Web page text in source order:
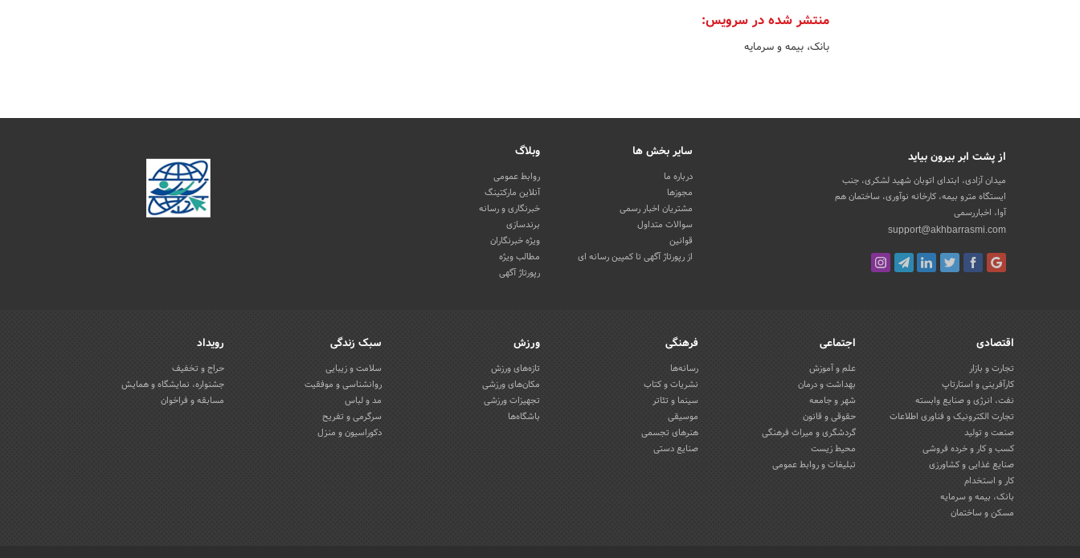
منتشر شده در سرویس:
بانک، بیمه و سرمایه
از پشت ابر بیرون بیاید
میدان آزادی، ابتدای اتوبان شهید لشکری، جنب
ایستگاه مترو بیمه، کارخانه نوآوری، ساختمان هم
آوا، اخباررسمی
support@akhbarrasmi.com
سایر بخش ها
درباره ما
مجوزها
مشتریان اخبار رسمی
سوالات متداول
قوانین
از رپورتاژ آگهی تا کمپین رسانه ای
وبلاگ
روابط عمومی
آنلاین مارکتینگ
خبرنگاری و رسانه
برندسازی
ویژه خبرنگاران
مطالب ویژه
رپورتاژ آگهی
اقتصادی
تجارت و بازار
کارآفرینی و استارتاپ
نفت، انرژی و صنایع وابسته
تجارت الکترونیک و فناوری اطلاعات
صنعت و تولید
کسب و کار و خرده فروشی
صنایع غذایی و کشاورزی
کار و استخدام
بانک، بیمه و سرمایه
مسکن و ساختمان
اجتماعی
علم و آموزش
بهداشت و درمان
شهر و جامعه
حقوقی و قانون
گردشگری و میراث فرهنگی
محیط زیست
تبلیغات و روابط عمومی
فرهنگی
رسانه‌ها
نشریات و کتاب
سینما و تئاتر
موسیقی
هنرهای تجسمی
صنایع دستی
ورزش
تازه‌های ورزش
مکان‌های ورزشی
تجهیزات ورزشی
باشگاه‌ها
سبک زندگی
سلامت و زیبایی
روانشناسی و موفقیت
مد و لباس
سرگرمی و تفریح
دکوراسیون و منزل
رویداد
حراج و تخفیف
جشنواره، نمایشگاه و همایش
مسابقه و فراخوان